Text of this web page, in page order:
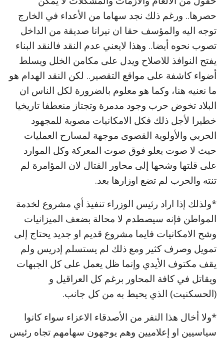
حصرها.. ورغم ذلك نجد سهاما من الأعداء في الخارج
توجه اليه والمؤسف حقا ان نيرانا صديقة من الداخل
تصوب نحوه أيضا.. وهذا لايعني عدم النقد فالنقد البناء
يفتح النوافذ للاصلاح ويدل على مكامن الخلل ويسلط
أضواء كاشفة على مواقع التقصير.. لكن النقد الهدام هو
ما نعنيه هنا، وكما هو معلوم بالضرورة لكل الناس ان
البلاد تخوض حرب وجود مدمرة وتجتاز منعطفا تاريخيا
خطيرا لأجل ذلك فكل الامكانيات مصوبة للمجهود
الحربي والأولوية القصوى موجهة لمسارح العمليات
حيث لا صوت يعلو فوق صوت المعركة وكل الموارد
على قلتها وشحها إلى محاور القتال لان المؤامرة لم
تنته والحرب لم تضع اوزارها بعد.
*ولذلك إذا اراد رئيس الوزراء تنفيذ أي مشروع لخدمة
المواطن فإنه سيصطدم لا محالة بضعف الميزانيات
وشح الامكانيات فايما مشروع قديم او جديد يحتاج إلى
تمويل وصرف كثير ومع ذلك لم يستسلم إدريس ولم
يقف مكتوف الأيدي وإنما ظل يعمل على كل الجبهات
ويقاتل في كافة المحاور برغم كل العراقيل و
(الحسكنيت) الذي يحيط به من كل جانب.
*ولا أخال هذا النفر من الأصدقاء الاعزاء سواء كانوا
سياسيين او إعلاميين وهم يوجهون سهامهم تجاه رئيس